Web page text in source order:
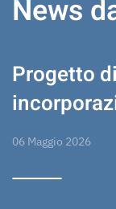
News
Progetto
06 Maggio 2026